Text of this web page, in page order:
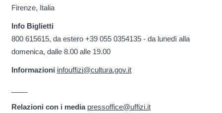
Firenze, Italia
Info Biglietti
800 615615, da estero +39 055 0354135 - da lunedì alla
domenica, dalle 8.00 alle 19.00
Informazioni infouffizi@cultura.gov.it
Relazioni con i media pressoffice@uffizi.it